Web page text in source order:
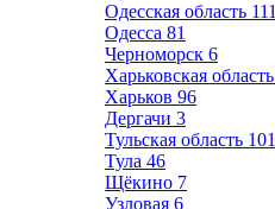
Одесская область 111
Одесса 81
Черноморск 6
Харьковская область
Харьков 96
Дергачи 3
Тульская область 101
Тула 46
Щёкино 7
Узловая 6